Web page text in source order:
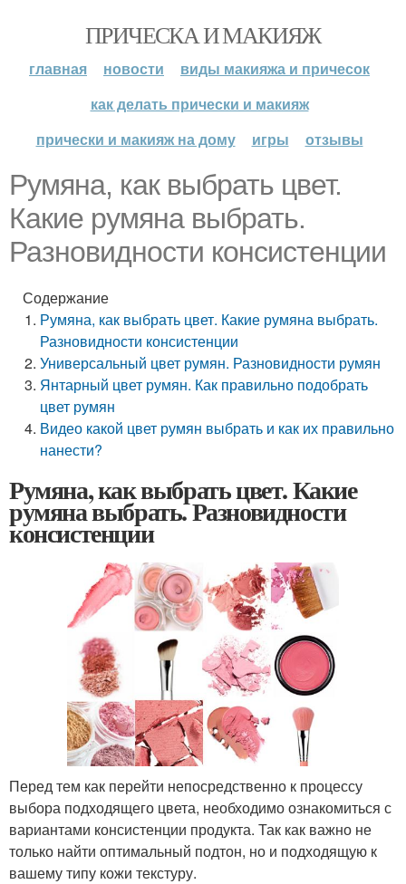
ПРИЧЕСКА И МАКИЯЖ
главная новости
виды макияжа и причесок
как делать прически и макияж
прически и макияж на дому
игры отзывы
Румяна, как выбрать цвет.
Какие румяна выбрать.
Разновидности консистенции
Содержание
Румяна, как выбрать цвет. Какие румяна выбрать.
Разновидности консистенции
Универсальный цвет румян. Разновидности румян
Янтарный цвет румян. Как правильно подобрать
цвет румян
Видео какой цвет румян выбрать и как их правильно
нанести?
Румяна, как выбрать цвет. Какие
румяна выбрать. Разновидности
консистенции
Перед тем как перейти непосредственно к процессу
выбора подходящего цвета, необходимо ознакомиться с
вариантами консистенции продукта. Так как важно не
только найти оптимальный подтон, но и подходящую к
вашему типу кожи текстуру.